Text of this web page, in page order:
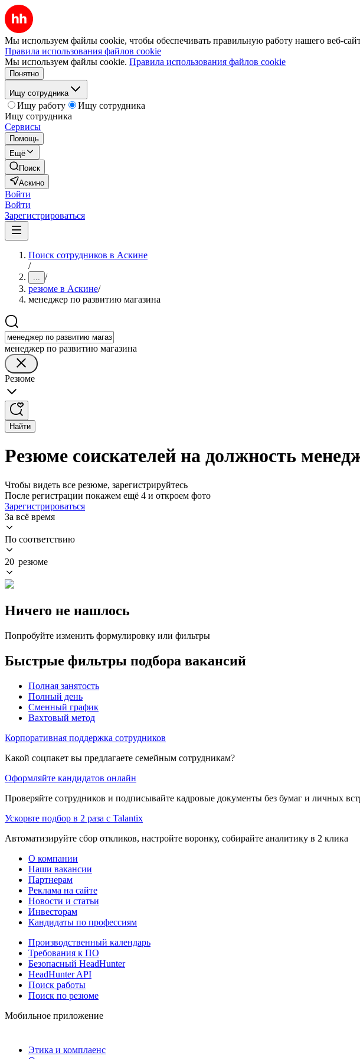
Мы используем файлы cookie, чтобы обеспечивать правильную работу нашего веб-
Правила использования файлов cookie
Мы используем файлы cookie. Правила использования файлов cookie
Понятно
Ищу сотрудника
Ищу работу
Ищу сотрудника
Ищу сотрудника
Сервисы
Помощь
Ещё
Поиск
Аскино
Войти
Войти
Зарегистрироваться
Поиск сотрудников в Аскине
/
... /
резюме в Аскине/
менеджер по развитию магазина
менеджер по развитию магазина
Резюме
Найти
Резюме соискателей на должность
Чтобы видеть все резюме, зарегистрируйтесь
После регистрации покажем ещё 4 и откроем фото
Зарегистрироваться
За всё время
По соответствию
20 резюме
Ничего не нашлось
Попробуйте изменить формулировку или фильтры
Быстрые фильтры подбора вакансий
Полная занятость
Полный день
Сменный график
Вахтовый метод
Корпоративная поддержка сотрудников
Какой соцпакет вы предлагаете семейным сотрудникам?
Оформляйте кандидатов онлайн
Проверяйте сотрудников и подписывайте кадровые документы без бумаг и личных
Ускорьте подбор в 2 раза с Talantix
Автоматизируйте сбор откликов, настройте воронку, собирайте аналитику в 2 клика
О компании
Наши вакансии
Партнерам
Реклама на сайте
Новости и статьи
Инвесторам
Кандидаты по профессиям
Производственный календарь
Требования к ПО
Безопасный HeadHunter
HeadHunter API
Поиск работы
Поиск по резюме
Мобильное приложение
Этика и комплаенс